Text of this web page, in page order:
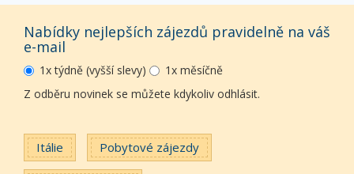
Nabídky nejlepších zájezdů pravidelně na váš
e-mail
1x týdně (vyšší slevy)
1x měsíčně
Z odběru novinek se můžete kdykoliv odhlásit.
Itálie Pobytové zájezdy